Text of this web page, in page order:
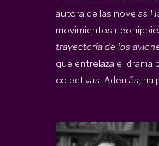
autora de las novelas
movimientos
trayectoria de los
que entrelaza el drama
colectivas. Además, ha